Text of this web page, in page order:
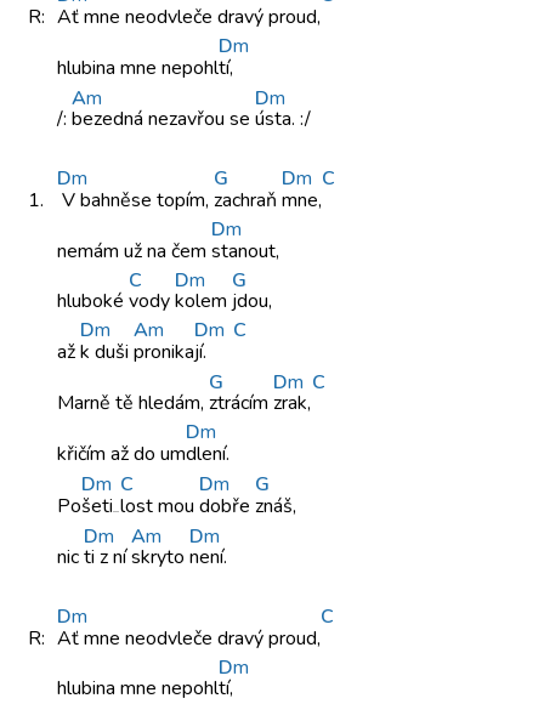
R: Ať mne neodvleče dravýproud,
hlubina mne nepohl
Dm
tí,
/:
Am
bezedná nezavřou se
Dm
ústa. :/
1.
Dm
V bahněse topím,
G
zachraň
Dm
mne,
C
nemám užna čem
Dm
stanout,
hluboké
C
vody
Dm
kolem
G
jdou,
až
Dm
k duši
Am
pronika
Dm
jí.
C
Marně tě hledám,
G
ztrácím
Dm
zrak,
C
křičím aždo um
Dm
dlení.
Po
Dm
šeti
C
lost mou
Dm
dobře
G
znáš,
nic
Dm
ti z ní
Am
skryto
Dm
není.
R:
Dm
Ať mne neodvleče dravýproud,
C
hlubina mne nepohl
Dm
tí,